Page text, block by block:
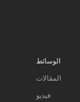
الوسائط
المقالات
فيديو